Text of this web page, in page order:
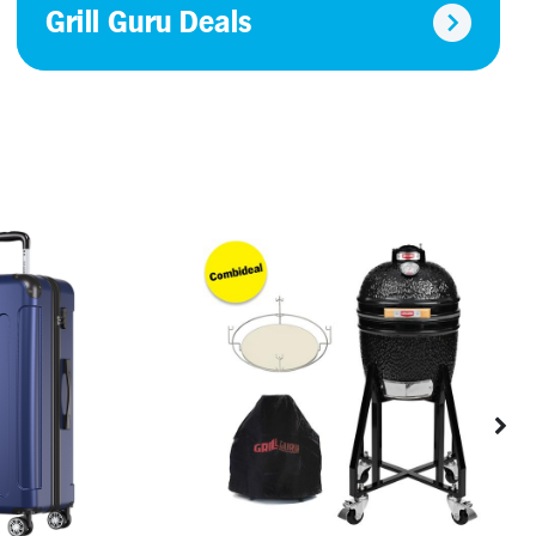
Grill Guru Deals